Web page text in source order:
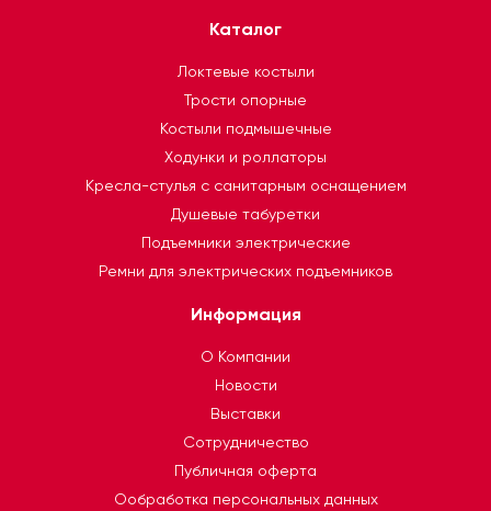
Каталог
Локтевые костыли
Трости опорные
Костыли подмышечные
Ходунки и роллаторы
Кресла-стулья с санитарным оснащением
Душевые табуретки
Подъемники электрические
Ремни для электрических подъемников
Информация
О Компании
Новости
Выставки
Сотрудничество
Публичная оферта
Ообработка персональных данных